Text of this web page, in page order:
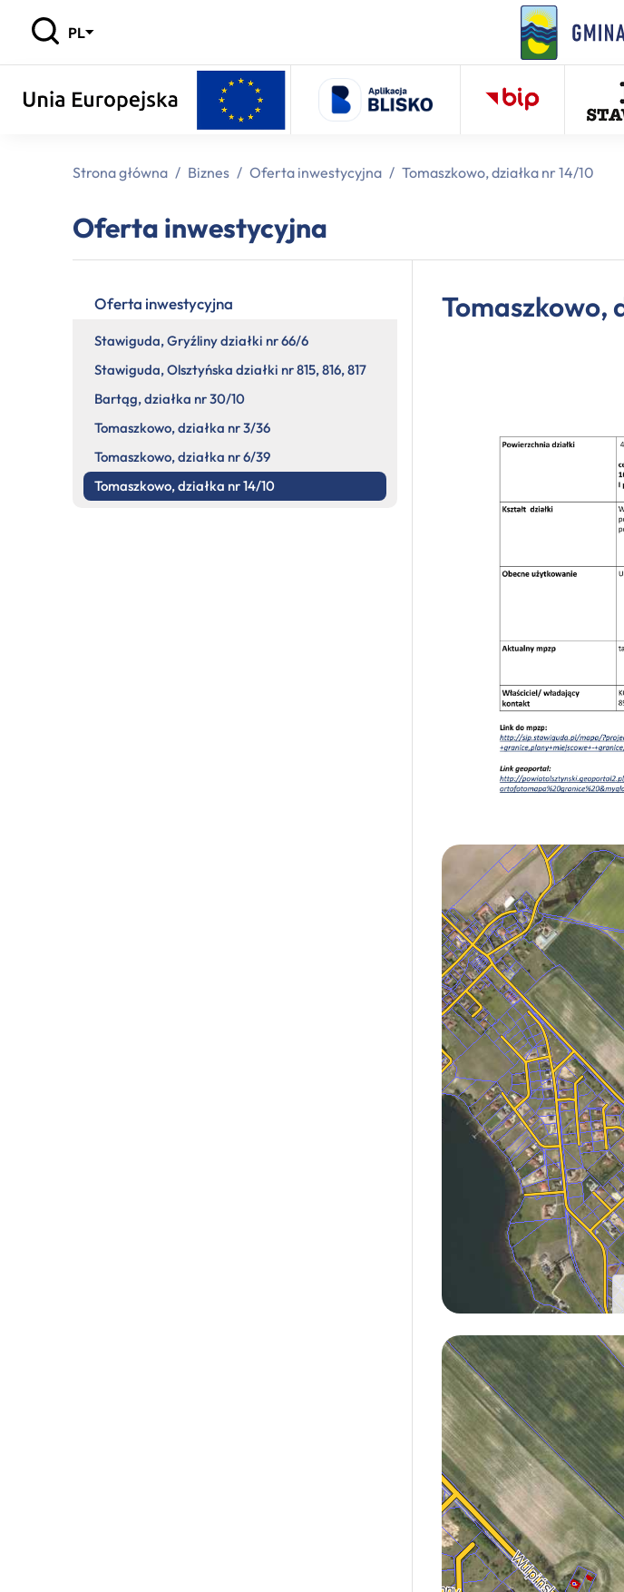
PL
Strona główna / Biznes / Oferta inwestycyjna / Tomaszkowo, działka nr 14/10
Oferta inwestycyjna
Oferta inwestycyjna
Stawiguda, Gryźliny działki nr 66/6
Stawiguda, Olsztyńska działki nr 815, 816, 817
Bartąg, działka nr 30/10
Tomaszkowo, działka nr 3/36
Tomaszkowo, działka nr 6/39
Tomaszkowo, działka nr 14/10
Tomaszkowo,